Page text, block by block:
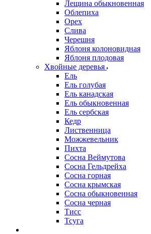
Лещина обыкновенная
Облепиха
Орех
Слива
Черешня
Яблоня колоновидная
Яблоня плодовая
Хвойные деревья
Ель
Ель голубая
Ель канадская
Ель обыкновенная
Ель сербская
Кедр
Лиственница
Можжевельник
Пихта
Сосна Веймутова
Сосна Гельдрейха
Сосна горная
Сосна крымская
Сосна обыкновенная
Сосна черная
Тисс
Тсуга